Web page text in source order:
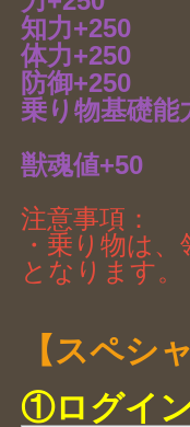
知力+250
体力+250
防御+250
乗り物基礎能
獣魂値+50
注意事項：
・乗り物は
となります。
【スペシ
①ログイ